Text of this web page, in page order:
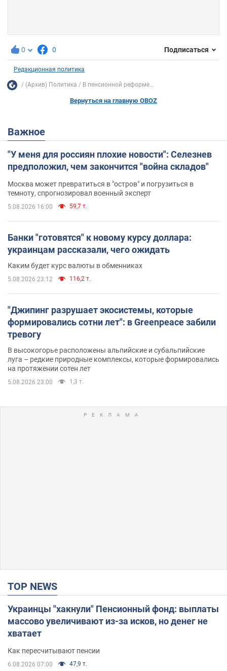
0 0 Подписаться
Редакционная политика
(Архив) Политика В пенсионной реформе...
Вернуться на главную OBOZ
Важное
"У меня для россиян плохие новости": Селезнев
предположил, чем закончится "война складов"
Москва может превратиться в "остров" и погрузиться в
темноту, спрогнозировал военный эксперт
5.08.2026 16:00 59,7 т.
Банки "готовятся" к новому курсу доллара:
украинцам рассказали, чего ожидать
Каким будет курс валюты в обменниках
5.08.2026 23:12 116,2 т.
"Джипинг разрушает экосистемы, которые
формировались сотни лет": в Greenpeace забили
тревогу
В высокогорье расположены альпийские и субальпийские
луга – редкие природные комплексы, которые формировались
на протяжении сотен лет
5.08.2026 23:00 1,3 т.
TOP NEWS
Украинцы "хакнули" Пенсионный фонд: выплаты
массово увеличивают из-за исков, но денег не
хватает
Как пересчитывают пенсии
6.08.2026 07:00 47,9 т.